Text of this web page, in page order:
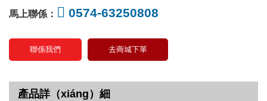
馬上聯係： 0574-63250808
聯係我們 去商城下單
產品詳（xiáng）細